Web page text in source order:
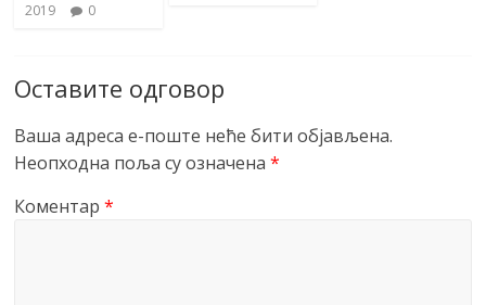
2019
0
Оставите одговор
Ваша адреса е-поште неће бити објављена.
Неопходна поља су означена*
Коментар*